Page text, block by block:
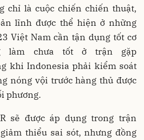
chỉ là cuộc chiến chiến thuật,
lĩnh được thể hiện ở những
Việt Nam cần tận dụng tốt cơ
làm chưa tốt ở trận gặp
khi Indonesia phải kiểm soát
nóng vội trước hàng thủ được
phương.
sẽ được áp dụng trong trận
thiểu sai sót, nhưng đồng